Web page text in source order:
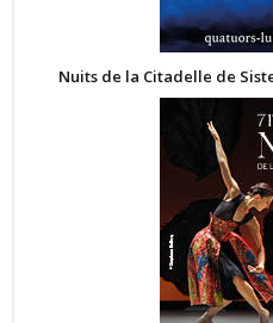
Nuits de la Citadelle de